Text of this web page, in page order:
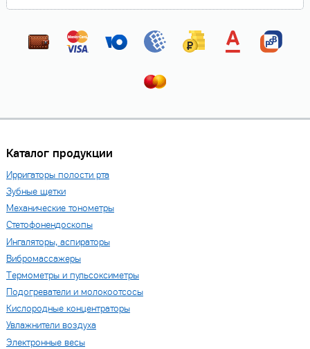
Каталог продукции
Ирригаторы полости рта
Зубные щетки
Механические тонометры
Стетофонендоскопы
Ингаляторы, аспираторы
Вибромассажеры
Термометры и пульсоксиметры
Подогреватели и молокоотсосы
Кислородные концентраторы
Увлажнители воздуха
Электронные весы